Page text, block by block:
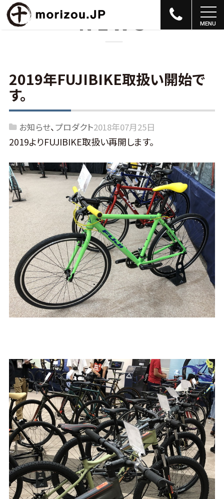
NEWS
2019年FUJIBIKE取扱い開始で
す。
お知らせ プロダクト2018年07月25日
2019よりFUJIBIKE取扱い再開します。